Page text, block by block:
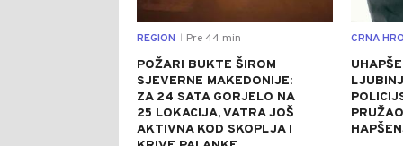
REGION Pre 44 min
POŽARI BUKTE ŠIROM
SJEVERNE MAKEDONIJE:
ZA 24 SATA GORJELO NA
25 LOKACIJA, VATRA JOŠ
AKTIVNA KOD SKOPLJA I
CRNA